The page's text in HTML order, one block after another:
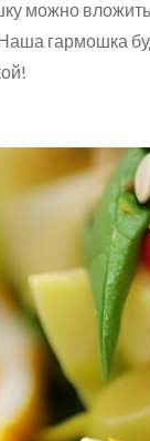
можно
гармошка